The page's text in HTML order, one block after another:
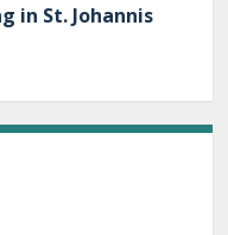
in St. Johannis